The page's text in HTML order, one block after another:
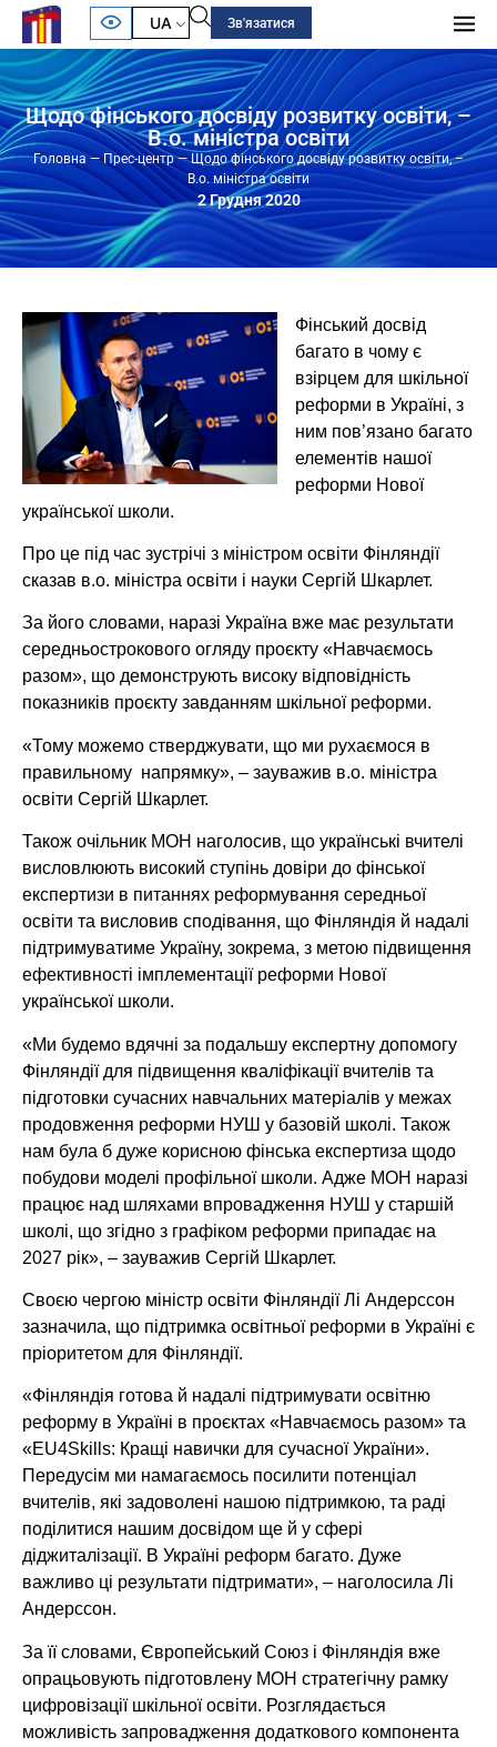
UA Зв'язатися
Щодо фінського досвіду розвитку освіти, –
В.о. міністра освіти
Головна—Прес-центр—Щодо фінського досвіду розвитку освіти, –
В.о. міністра освіти
2 Грудня 2020
Фінський досвід
багато в чому є
взірцем для шкільної
реформи в Україні, з
ним пов’язано багато
елементів нашої
реформи Нової
української школи.
Про це під час зустрічі з міністром освіти Фінляндії
сказав в.о. міністра освіти і науки Сергій Шкарлет.
За його словами, наразі Україна вже має результати
середньострокового огляду проєкту «Навчаємось
разом», що демонструють високу відповідність
показників проєкту завданням шкільної реформи.
«Тому можемо стверджувати, що ми рухаємося в
правильному напрямку», – зауважив в.о. міністра
освіти Сергій Шкарлет.
Також очільник МОН наголосив, що українські вчителі
висловлюють високий ступінь довіри до фінської
експертизи в питаннях реформування середньої
освіти та висловив сподівання, що Фінляндія й надалі
підтримуватиме Україну, зокрема, з метою підвищення
ефективності імплементації реформи Нової
української школи.
«Ми будемо вдячні за подальшу експертну допомогу
Фінляндії для підвищення кваліфікації вчителів та
підготовки сучасних навчальних матеріалів у межах
продовження реформи НУШ у базовій школі. Також
нам була б дуже корисною фінська експертиза щодо
побудови моделі профільної школи. Адже МОН наразі
працює над шляхами впровадження НУШ у старшій
школі, що згідно з графіком реформи припадає на
2027 рік», – зауважив Сергій Шкарлет.
Своєю чергою міністр освіти Фінляндії Лі Андерссон
зазначила, що підтримка освітньої реформи в Україні є
пріоритетом для Фінляндії.
«Фінляндія готова й надалі підтримувати освітню
реформу в Україні в проєктах «Навчаємось разом» та
«EU4Skills: Кращі навички для сучасної України».
Передусім ми намагаємось посилити потенціал
вчителів, які задоволені нашою підтримкою, та раді
поділитися нашим досвідом ще й у сфері
діджиталізації. В Україні реформ багато. Дуже
важливо ці результати підтримати», – наголосила Лі
Андерссон.
За її словами, Європейський Союз і Фінляндія вже
опрацьовують підготовлену МОН стратегічну рамку
цифровізації шкільної освіти. Розглядається
можливість запровадження додаткового компонента